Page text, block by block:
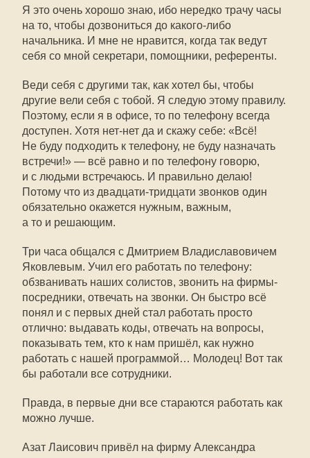
Я это очень хорошо знаю, ибо нередко трачу часы
на то, чтобы дозвониться до какого-либо
начальника. И мне не нравится, когда так ведут
себя со мной секретари, помощники, референты.
Веди себя с другими так, как хотел бы, чтобы
другие вели себя с тобой. Я следую этому правилу.
Поэтому, если я в офисе, то по телефону всегда
доступен. Хотя нет-нет да и скажу себе: «Всё!
Не буду подходить к телефону, не буду назначать
встречи!» — всё равно и по телефону говорю,
и с людьми встречаюсь. И правильно делаю!
Потому что из двадцати-тридцати звонков один
обязательно окажется нужным, важным,
а то и решающим.
Три часа общался с Дмитрием Владиславовичем
Яковлевым. Учил его работать по телефону:
обзванивать наших солистов, звонить на фирмы-
посредники, отвечать на звонки. Он быстро всё
понял и с первых дней стал работать просто
отлично: выдавать коды, отвечать на вопросы,
показывать тем, кто к нам пришёл, как нужно
работать с нашей программой… Молодец! Вот так
бы работали все сотрудники.
Правда, в первые дни все стараются работать как
можно лучше.
Азат Лаисович привёл на фирму Александра